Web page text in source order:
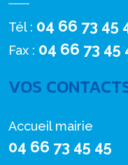
Tél : 04 66 73 45
Fax : 04 66 73 45
VOS
Accueil mairie
04 66 73 45 45